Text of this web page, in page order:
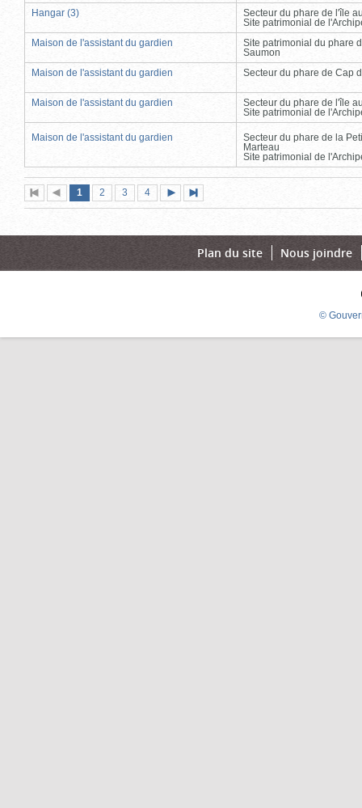
Hangar (3)
Secteur du phare de l'île
Site patrimonial de
Maison de l'assistant du gardien
Site patrimonial du phare
Saumon
Maison de l'assistant du gardien
Secteur du phare de Cap
Maison de l'assistant du gardien
Secteur du phare de l'île
Site patrimonial de
Maison de l'assistant du gardien
Secteur du phare de la
Marteau
Site patrimonial de
Première
page
Page
précédente
Page
1 (page
actuelle)
Page
2 Page
3 Page
4
suivante
page
Plan du site Nous joindre
©